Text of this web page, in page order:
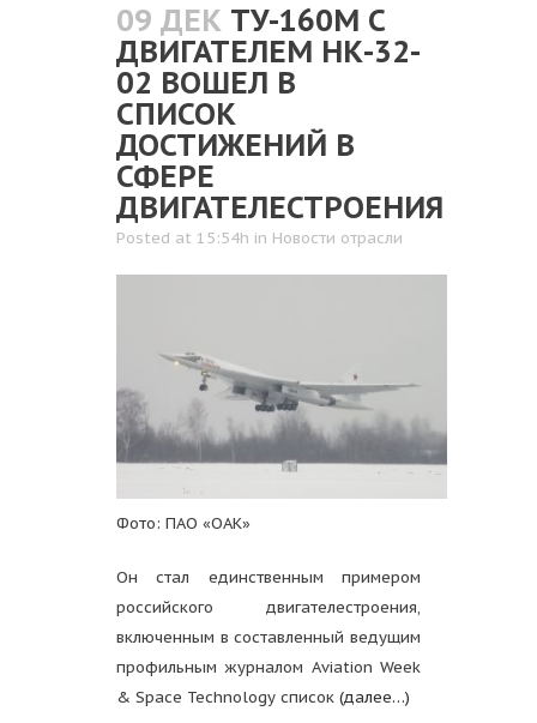
09 ДЕК ТУ-160М С
ДВИГАТЕЛЕМ НК-32-
02 ВОШЕЛ В
СПИСОК
ДОСТИЖЕНИЙ В
СФЕРЕ
ДВИГАТЕЛЕСТРОЕНИЯ
Posted at 15:54h in Новости отрасли
Фото: ПАО «ОАК»
Он стал единственным примером
российского двигателестроения,
включенным в составленный ведущим
профильным журналом Aviation Week
& Space Technology список (далее…)